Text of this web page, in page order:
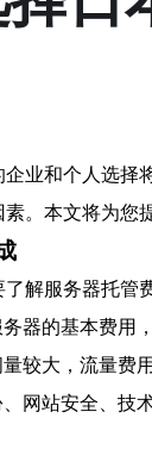
业和个人选择
。本文将为您
解服务器托管
器的基本费用
较大，流量费
网站安全、技